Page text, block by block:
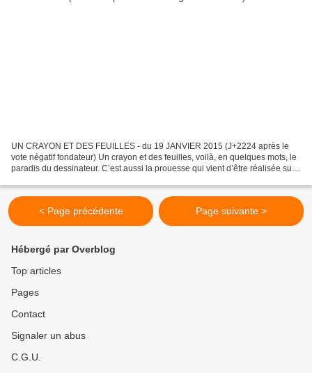
UN CRAYON ET DES FEUILLES - du 19 JANVIER 2015 (J+2224 après le
vote négatif fondateur) Un crayon et des feuilles, voilà, en quelques mots, le
paradis du dessinateur. C’est aussi la prouesse qui vient d’être réalisée sur
< Page précédente Page suivante >
Hébergé par Overblog
Top articles
Pages
Contact
Signaler un abus
C.G.U.